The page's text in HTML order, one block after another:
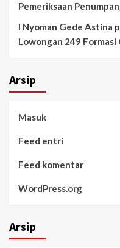
Pemeriksaan
I Nyoman Gede Astina
Lowongan 249 Formasi
Arsip
Masuk
Feed entri
Feed komentar
WordPress.org
Arsip